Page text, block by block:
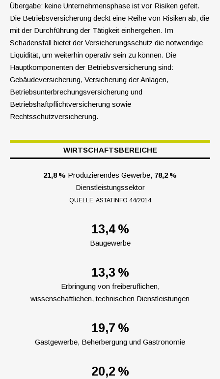
Übergabe: keine Unternehmensphase ist vor Risiken gefeit.
Die Betriebsversicherung deckt eine Reihe von Risiken ab, die
mit der Durchführung der Tätigkeit einhergehen. Im
Schadensfall bietet der Versicherungsschutz die notwendige
Liquidität, um weiterhin operativ sein zu können. Die
Hauptkomponenten der Betriebsversicherung sind:
Gebäudeversicherung, Versicherung der Anlagen,
Betriebsunterbrechungsversicherung und
Betriebshaftpflichtver­sicherung sowie
Rechtsschutzversicherung.
WIRTSCHAFTSBEREICHE
21,8 % Produzierendes Gewerbe, 78,2 %
Dienstleistungssektor
QUELLE: ASTATINFO 44/2014
13,4 %
Baugewerbe
13,3 %
Erbringung von freiberuflichen,
wissenschaftlichen, technischen Dienstleistungen
19,7 %
Gastgewerbe, Beherbergung und Gastronomie
20,2 %